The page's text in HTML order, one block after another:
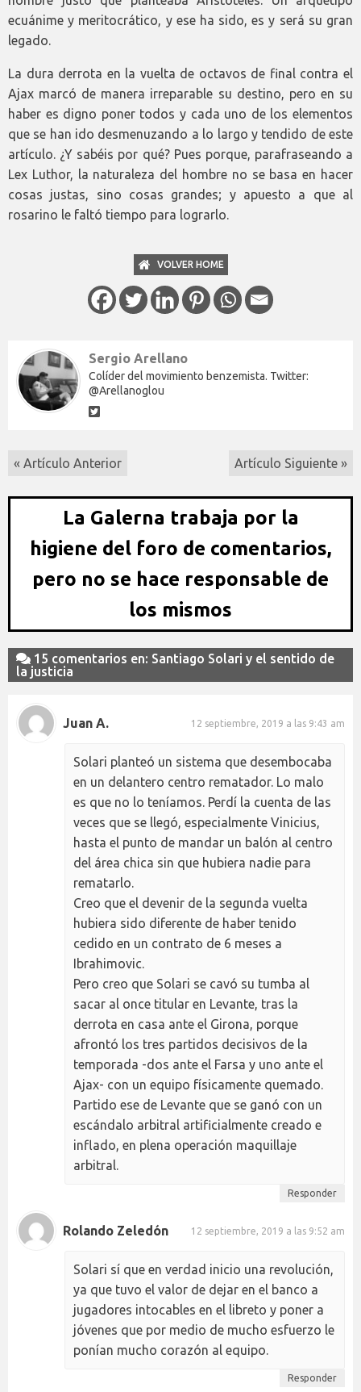
ecuánime y meritocrático, y ese ha sido, es y será su gran
legado.
La dura derrota en la vuelta de octavos de final contra el
Ajax marcó de manera irreparable su destino, pero en su
haber es digno poner todos y cada uno de los elementos
que se han ido desmenuzando a lo largo y tendido de este
artículo. ¿Y sabéis por qué? Pues porque, parafraseando a
Lex Luthor, la naturaleza del hombre no se basa en hacer
cosas justas, sino cosas grandes; y apuesto a que al
rosarino le faltó tiempo para lograrlo.
VOLVER HOME
Sergio Arellano
Colíder del movimiento benzemista. Twitter:
@Arellanoglou
« Artículo Anterior Artículo Siguiente »
La Galerna trabaja por la
higiene del foro de comentarios,
pero no se hace responsable de
los mismos
15 comentarios en: Santiago Solari y el sentido de
la justicia
Juan A. 12 septiembre, 2019 a las 9:43 am
Solari planteó un sistema que desembocaba
en un delantero centro rematador. Lo malo
es que no lo teníamos. Perdí la cuenta de las
veces que se llegó, especialmente Vinicius,
hasta el punto de mandar un balón al centro
del área chica sin que hubiera nadie para
rematarlo.
Creo que el devenir de la segunda vuelta
hubiera sido diferente de haber tenido
cedido en un contrato de 6 meses a
Ibrahimovic.
Pero creo que Solari se cavó su tumba al
sacar al once titular en Levante, tras la
derrota en casa ante el Girona, porque
afrontó los tres partidos decisivos de la
temporada -dos ante el Farsa y uno ante el
Ajax- con un equipo físicamente quemado.
Partido ese de Levante que se ganó con un
escándalo arbitral artificialmente creado e
inflado, en plena operación maquillaje
arbitral.
Responder
Rolando Zeledón 12 septiembre, 2019 a las 9:52 am
Solari sí que en verdad inicio una revolución,
ya que tuvo el valor de dejar en el banco a
jugadores intocables en el libreto y poner a
jóvenes que por medio de mucho esfuerzo le
ponían mucho corazón al equipo.
Responder